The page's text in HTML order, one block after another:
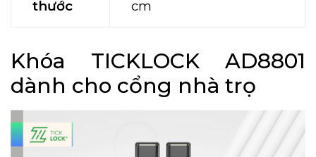
thước
cm
Khóa TICKLOCK AD8801
dành cho cổng nhà trọ